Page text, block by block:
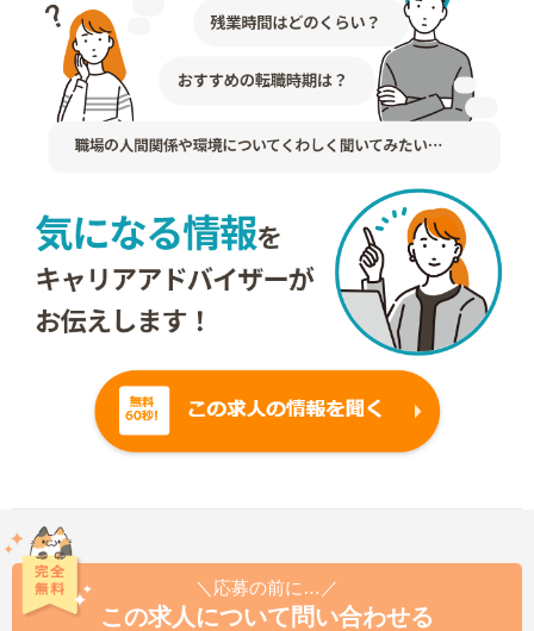
＼応募の前に…／
この求人について問い合わせる